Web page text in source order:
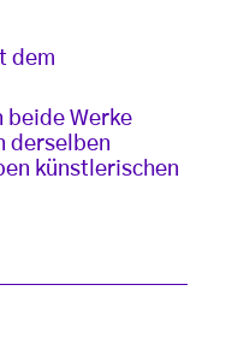
dem
beide Werke
derselben
künstlerischen